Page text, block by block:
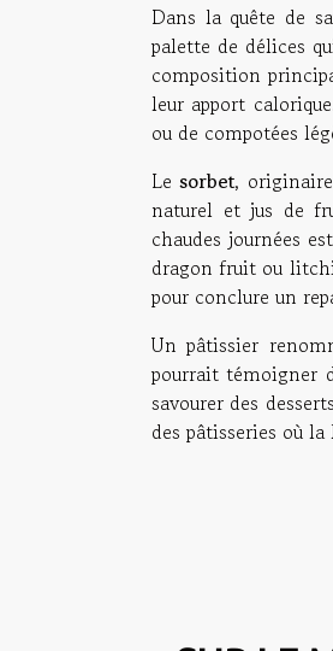
Dans la quête de
palette de délices
composition
leur apport
ou de compotées
Lesorbet,
naturel et jus de
chaudes journées
dragon fruit ou
pour conclure un
Un pâtissier
pourrait témoigner
savourer des
des pâtisseries où